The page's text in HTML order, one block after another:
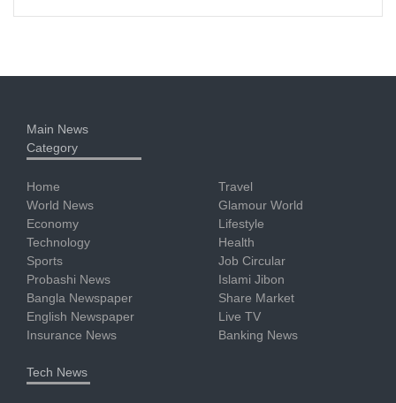
Main News
Category
Home
World News
Economy
Technology
Sports
Probashi News
Bangla Newspaper
English Newspaper
Insurance News
Travel
Glamour World
Lifestyle
Health
Job Circular
Islami Jibon
Share Market
Live TV
Banking News
Tech News